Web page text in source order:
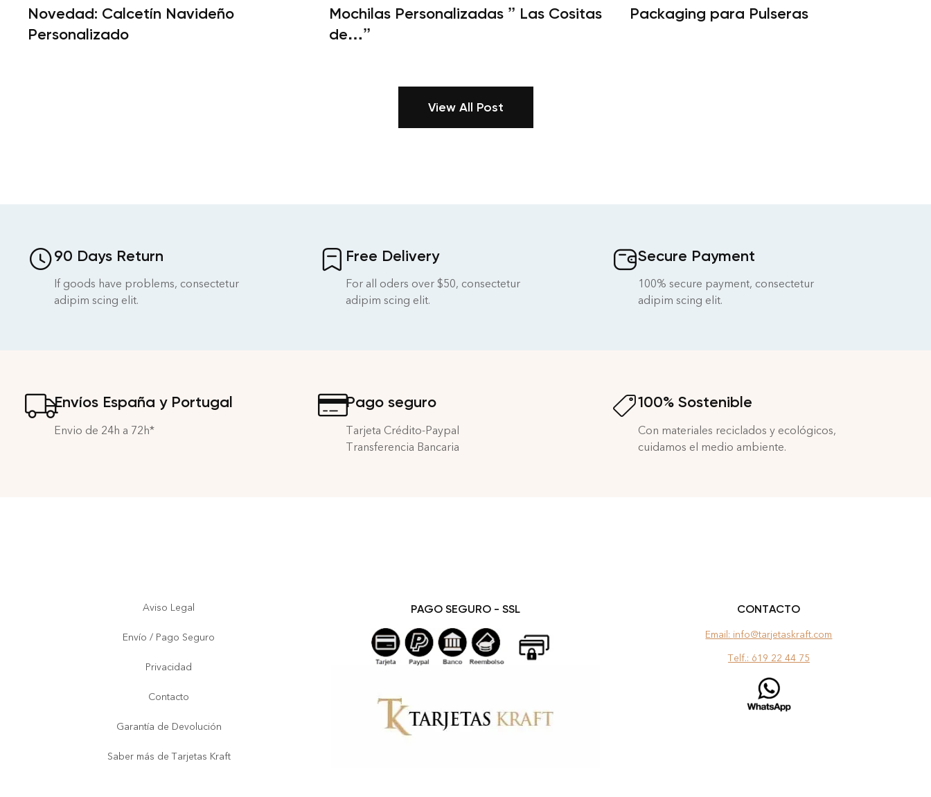
Novedad: Calcetín Navideño
Personalizado
Mochilas Personalizadas ” Las Cositas
de…”
Packaging para Pulseras
View All Post
90 Days Return
If goods have problems, consectetur
adipim scing elit.
Free Delivery
For all oders over $50, consectetur
adipim scing elit.
Secure Payment
100% secure payment, consectetur
adipim scing elit.
Envíos España y Portugal
Envio de 24h a 72h*
Pago seguro
Tarjeta Crédito-Paypal
Transferencia Bancaria
100% Sostenible
Con materiales reciclados y ecológicos,
cuidamos el medio ambiente.
Aviso Legal
Envío / Pago Seguro
Privacidad
Contacto
Garantía de Devolución
Saber más de Tarjetas Kraft
PAGO SEGURO - SSL CONTACTO
Email: info@tarjetaskraft.com
Telf.: 619 22 44 75